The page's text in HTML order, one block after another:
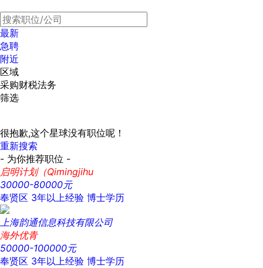
最新
急聘
附近
区域
采购财税法务
筛选
很抱歉,这个星球没有职位呢！
重新搜索
- 为你推荐职位 -
启明计划（Qimingjihu
30000-80000元
奉贤区 3年以上经验 博士学历
上海韵通信息科技有限公司
海外优青
50000-100000元
奉贤区 3年以上经验 博士学历